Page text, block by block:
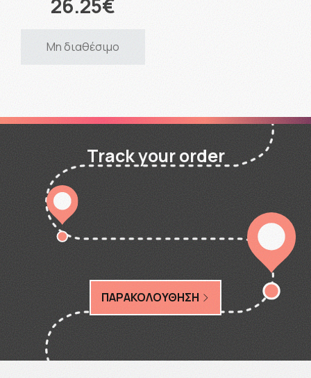
26.25€
Μη διαθέσιμο
Track your order
ΠΑΡΑΚΟΛΟΥΘΗΣΗ